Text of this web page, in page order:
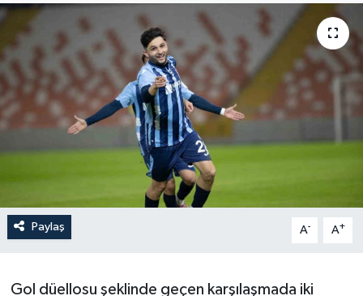
Paylaş A- A+
Gol düellosu şeklinde geçen karşılaşmada iki